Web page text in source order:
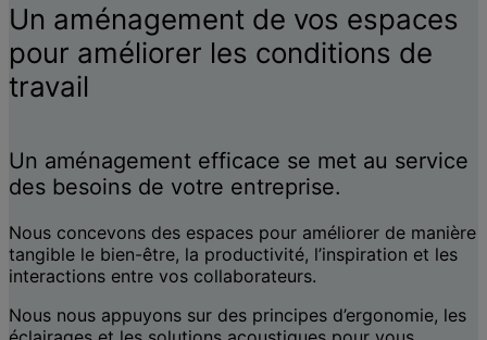
Un aménagement de vos espaces
pour améliorer les conditions de
travail
Un aménagement efficace se met au service
des besoins de votre entreprise.
Nous concevons des espaces pour améliorer de manière
tangible le bien-être, la productivité, l’inspiration et les
interactions entre vos collaborateurs.
Nous nous appuyons sur des principes d’ergonomie, les